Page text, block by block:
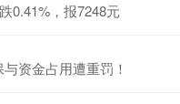
0.41%，报7248元
资金占用遭重罚！